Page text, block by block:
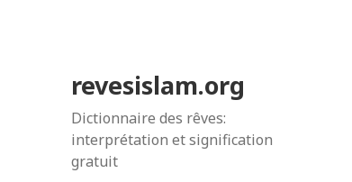
revesislam.org
Dictionnaire des rêves:
interprétation et signification
gratuit